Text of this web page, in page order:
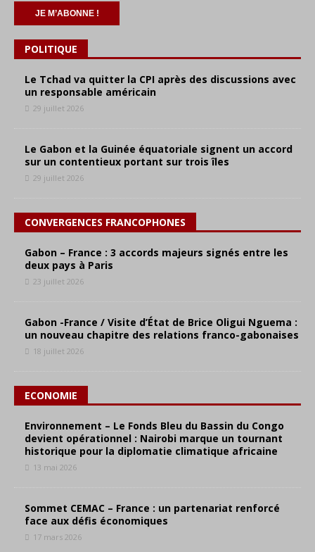
POLITIQUE
Le Tchad va quitter la CPI après des discussions avec
un responsable américain
29 juillet 2026
Le Gabon et la Guinée équatoriale signent un accord
sur un contentieux portant sur trois îles
29 juillet 2026
CONVERGENCES FRANCOPHONES
Gabon – France : 3 accords majeurs signés entre les
deux pays à Paris
23 juillet 2026
Gabon -France / Visite d’État de Brice Oligui Nguema :
un nouveau chapitre des relations franco-gabonaises
18 juillet 2026
ECONOMIE
Environnement – Le Fonds Bleu du Bassin du Congo
devient opérationnel : Nairobi marque un tournant
historique pour la diplomatie climatique africaine
13 mai 2026
Sommet CEMAC – France : un partenariat renforcé
face aux défis économiques
17 mars 2026